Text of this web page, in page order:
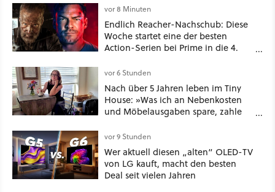
vor 8 Minuten
Endlich Reacher-Nachschub: Diese
Woche startet eine der besten
Action-Serien bei Prime in die 4.
vor 6 Stunden
Nach über 5 Jahren leben im Tiny
House: »Was ich an Nebenkosten
und Möbelausgaben spare, zahle
und dem Verlust des
Zusammengehörigkeitsgefühls, das
entsteht, wenn man Platz zum
Teilen hat.«
vor 9 Stunden
Wer aktuell diesen „alten“ OLED-TV
von LG kauft, macht den besten
Deal seit vielen Jahren